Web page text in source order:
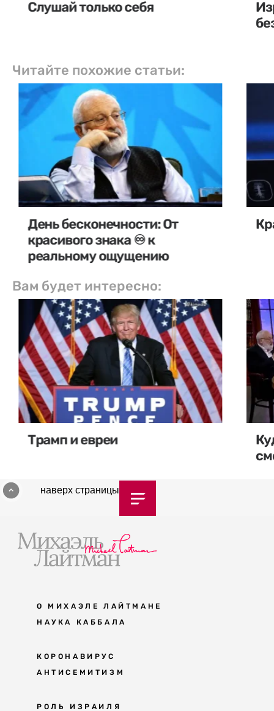
Слушай только себя
Читайте похожие статьи:
День бесконечности: От
красивого знака ♾️ к
реальному ощущению
Вам будет интересно:
Трамп и евреи
наверх страницы
О МИХАЭЛЕ ЛАЙТМАНЕ
НАУКА КАББАЛА
Мудрость каббалы
Каббала сегодня
КОРОНАВИРУС
АНТИСЕМИТИЗМ
Антисемитизм в современном мире
РОЛЬ ИЗРАИЛЯ